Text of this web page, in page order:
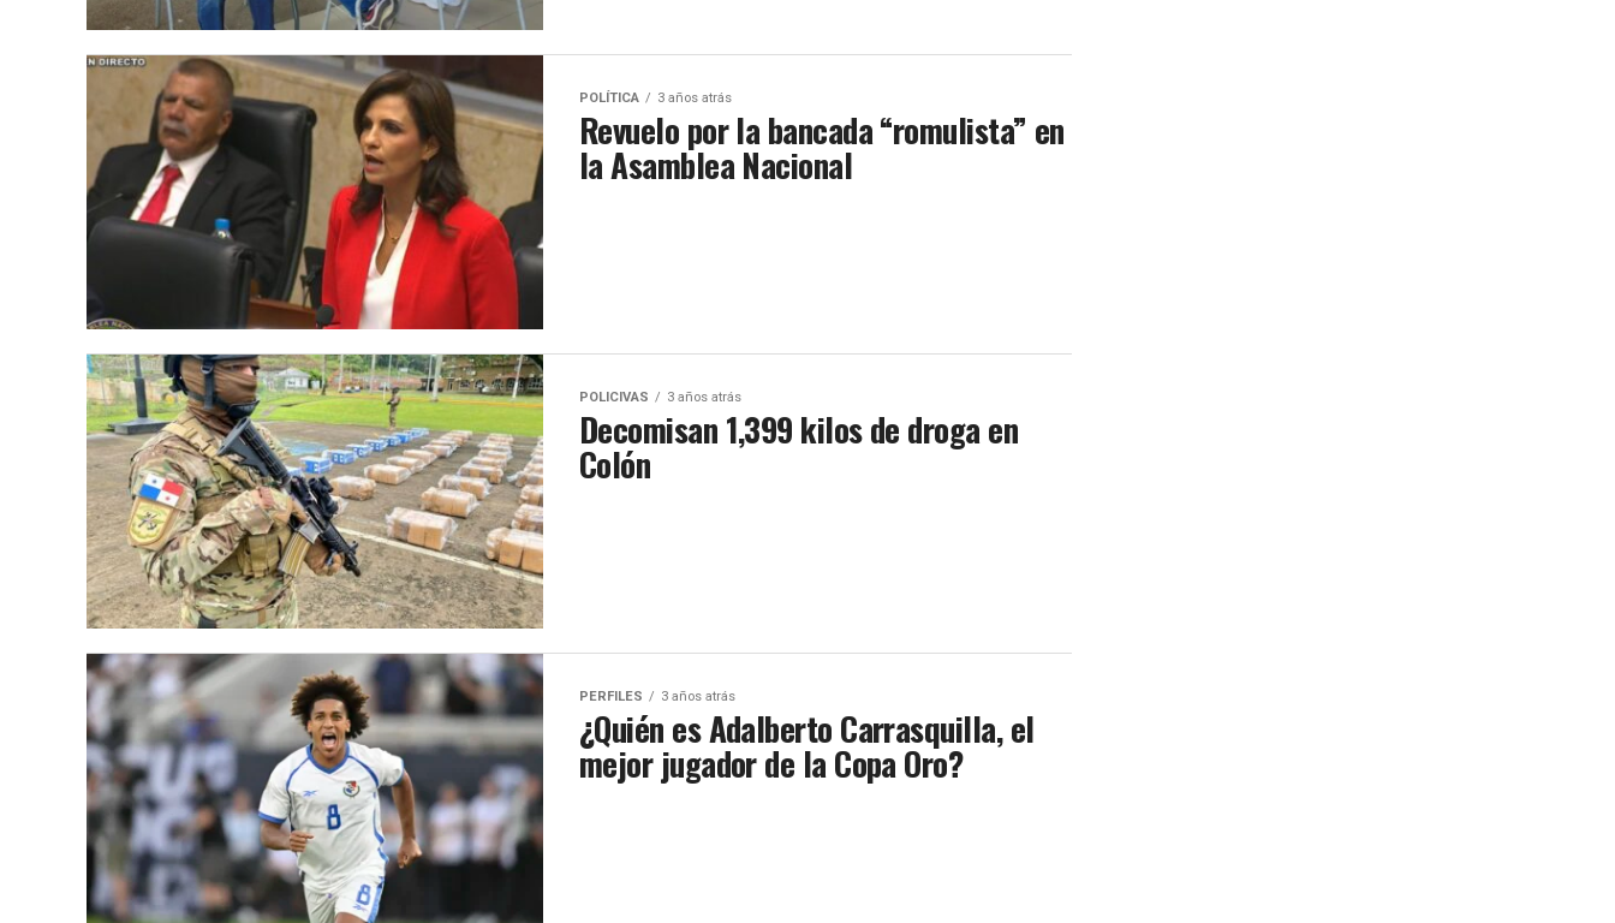
POLÍTICA 3 años atrás
Revuelo por la bancada “romulista” en
la Asamblea Nacional
POLICIVAS 3 años atrás
Decomisan 1,399 kilos de droga en
Colón
PERFILES 3 años atrás
¿Quién es Adalberto Carrasquilla, el
mejor jugador de la Copa Oro?